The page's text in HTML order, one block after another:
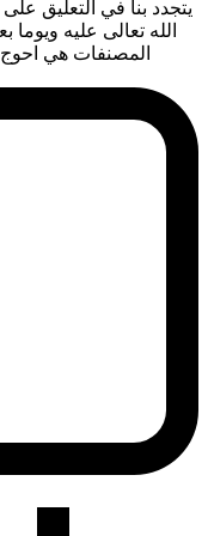
يتجدد بنا في التعليق
الله تعالى عليه ويوما
المصنفات هي احوج